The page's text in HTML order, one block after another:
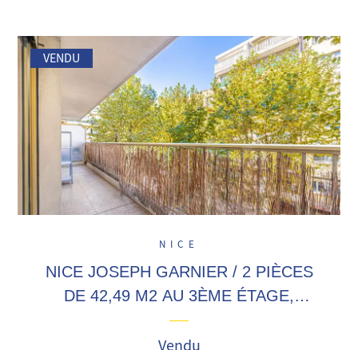
VENDU
NICE
NICE JOSEPH GARNIER / 2 PIÈCES
DE 42,49 M2 AU 3ÈME ÉTAGE,
BALCON, BON ETAT GÉNÉRAL,
PROXIMITÉ COMMERCES !
Vendu